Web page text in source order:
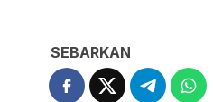
SEBARKAN